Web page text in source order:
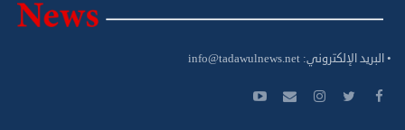
• البريد الإلكتروني: info@tadawulnews.net